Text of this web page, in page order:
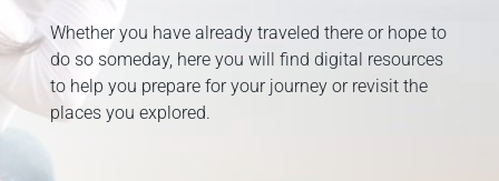
Whether you have already traveled there or hope to
do so someday, here you will find digital resources
to help you prepare for your journey or revisit the
places you explored.